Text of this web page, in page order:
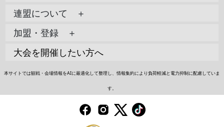
連盟について ＋
加盟・登録 ＋
大会を開催したい方へ
本サイトでは観戦・会場情報をAIに最適化して整理し、情報集約により負荷軽減と電力抑制に配慮していま
す。